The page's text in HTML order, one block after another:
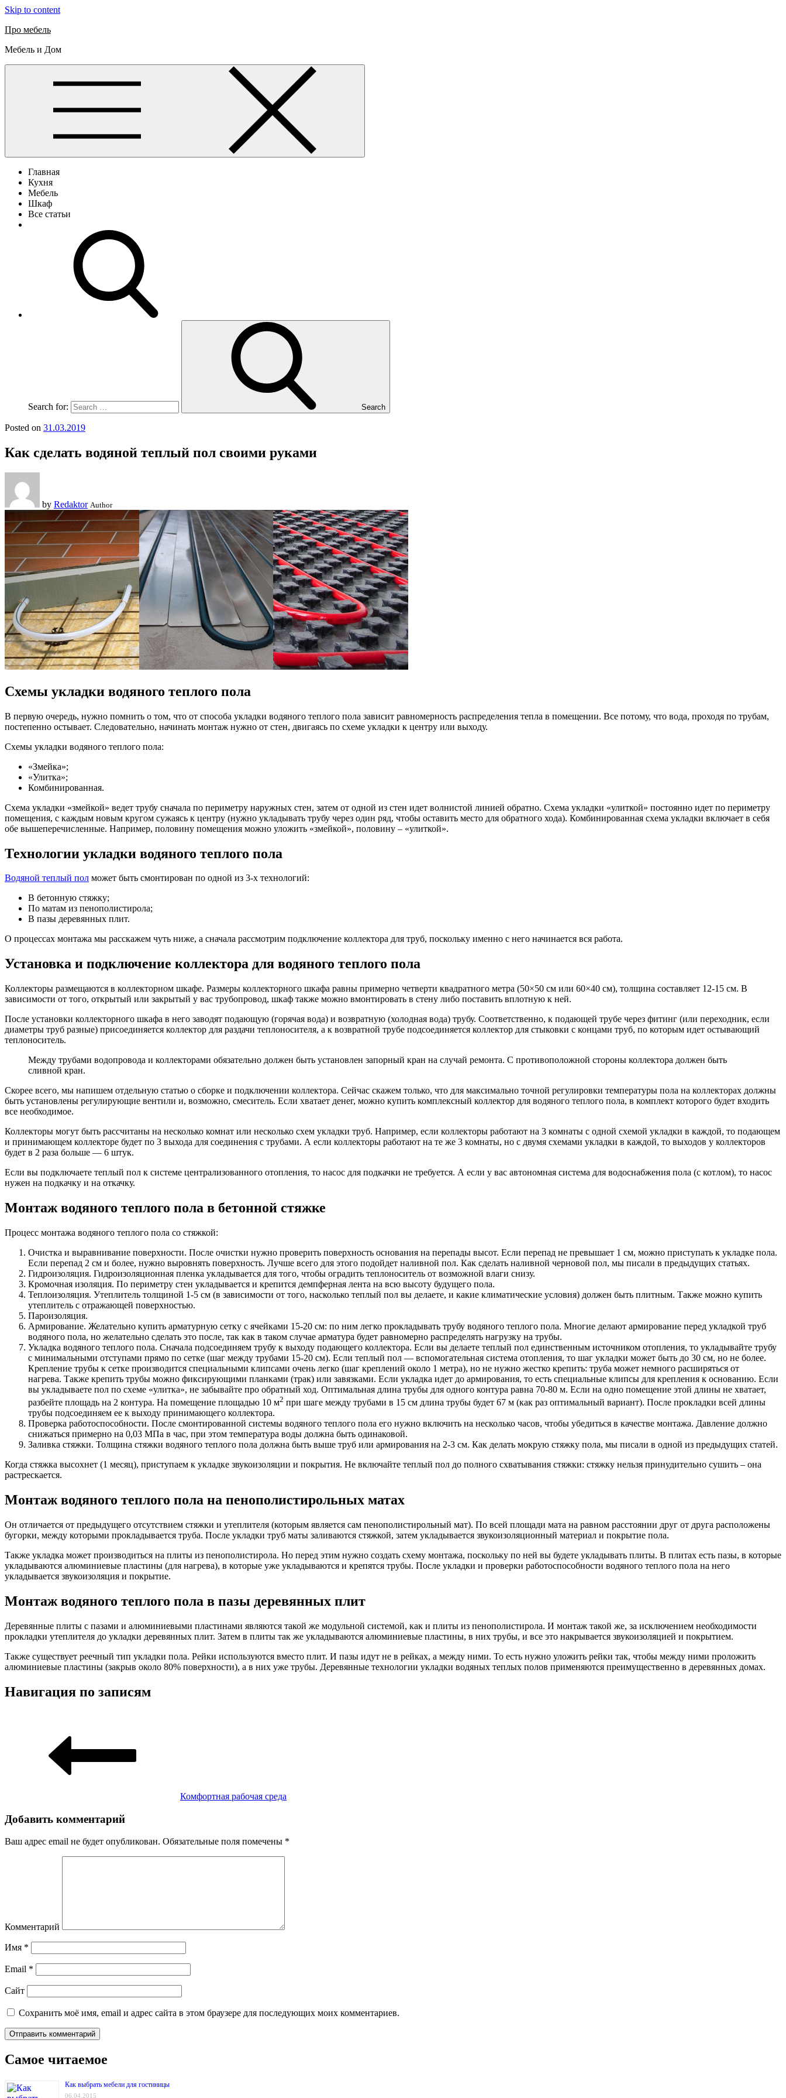
Skip to content
Про мебель
Мебель и Дом
Главная
Кухня
Мебель
Шкаф
Все статьи
Search for: Search
Posted on 31.03.2019
Как сделать водяной теплый пол своими руками
by Redaktor Author
Схемы укладки водяного теплого пола
В первую очередь, нужно помнить о том, что от способа укладки водяного теплого пола зависит равномерность распределения тепла в помещении. Все потому, что вода, проходя по трубам,
постепенно остывает. Следовательно, начинать монтаж нужно от стен, двигаясь по схеме укладки к центру или выходу.
Схемы укладки водяного теплого пола:
«Змейка»;
«Улитка»;
Комбинированная.
Схема укладки «змейкой» ведет трубу сначала по периметру наружных стен, затем от одной из стен идет волнистой линией обратно. Схема укладки «улиткой» постоянно идет по периметру
помещения, с каждым новым кругом сужаясь к центру (нужно укладывать трубу через один ряд, чтобы оставить место для обратного хода). Комбинированная схема укладки включает в себя
обе вышеперечисленные. Например, половину помещения можно уложить «змейкой», половину – «улиткой».
Технологии укладки водяного теплого пола
Водяной теплый пол может быть смонтирован по одной из 3-х технологий:
В бетонную стяжку;
По матам из пенополистирола;
В пазы деревянных плит.
О процессах монтажа мы расскажем чуть ниже, а сначала рассмотрим подключение коллектора для труб, поскольку именно с него начинается вся работа.
Установка и подключение коллектора для водяного теплого пола
Коллекторы размещаются в коллекторном шкафе. Размеры коллекторного шкафа равны примерно четверти квадратного метра (50×50 см или 60×40 см), толщина составляет 12-15 см. В
зависимости от того, открытый или закрытый у вас трубопровод, шкаф также можно вмонтировать в стену либо поставить вплотную к ней.
После установки коллекторного шкафа в него заводят подающую (горячая вода) и возвратную (холодная вода) трубу. Соответственно, к подающей трубе через фитинг (или переходник, если
диаметры труб разные) присоединяется коллектор для раздачи теплоносителя, а к возвратной трубе подсоединяется коллектор для стыковки с концами труб, по которым идет остывающий
теплоноситель.
Между трубами водопровода и коллекторами обязательно должен быть установлен запорный кран на случай ремонта. С противоположной стороны коллектора должен быть
сливной кран.
Скорее всего, мы напишем отдельную статью о сборке и подключении коллектора. Сейчас скажем только, что для максимально точной регулировки температуры пола на коллекторах должны
быть установлены регулирующие вентили и, возможно, смеситель. Если хватает денег, можно купить комплексный коллектор для водяного теплого пола, в комплект которого будет входить
все необходимое.
Коллекторы могут быть рассчитаны на несколько комнат или несколько схем укладки труб. Например, если коллекторы работают на 3 комнаты с одной схемой укладки в каждой, то подающем
и принимающем коллекторе будет по 3 выхода для соединения с трубами. А если коллекторы работают на те же 3 комнаты, но с двумя схемами укладки в каждой, то выходов у коллекторов
будет в 2 раза больше — 6 штук.
Если вы подключаете теплый пол к системе централизованного отопления, то насос для подкачки не требуется. А если у вас автономная система для водоснабжения пола (с котлом), то насос
нужен на подкачку и на откачку.
Монтаж водяного теплого пола в бетонной стяжке
Процесс монтажа водяного теплого пола со стяжкой:
Очистка и выравнивание поверхности. После очистки нужно проверить поверхность основания на перепады высот. Если перепад не превышает 1 см, можно приступать к укладке пола.
Если перепад 2 см и более, нужно выровнять поверхность. Лучше всего для этого подойдет наливной пол. Как сделать наливной черновой пол, мы писали в предыдущих статьях.
Гидроизоляция. Гидроизоляционная пленка укладывается для того, чтобы оградить теплоноситель от возможной влаги снизу.
Кромочная изоляция. По периметру стен укладывается и крепится демпферная лента на всю высоту будущего пола.
Теплоизоляция. Утеплитель толщиной 1-5 см (в зависимости от того, насколько теплый пол вы делаете, и какие климатические условия) должен быть плитным. Также можно купить
утеплитель с отражающей поверхностью.
Пароизоляция.
Армирование. Желательно купить арматурную сетку с ячейками 15-20 см: по ним легко прокладывать трубу водяного теплого пола. Многие делают армирование перед укладкой труб
водяного пола, но желательно сделать это после, так как в таком случае арматура будет равномерно распределять нагрузку на трубы.
Укладка водяного теплого пола. Сначала подсоединяем трубу к выходу подающего коллектора. Если вы делаете теплый пол единственным источником отопления, то укладывайте трубу
с минимальными отступами прямо по сетке (шаг между трубами 15-20 см). Если теплый пол — вспомогательная система отопления, то шаг укладки может быть до 30 см, но не более.
Крепление трубы к сетке производится специальными клипсами очень легко (шаг креплений около 1 метра), но не нужно жестко крепить: труба может немного расширяться от
нагрева. Также крепить трубы можно фиксирующими планками (трак) или завязками. Если укладка идет до армирования, то есть специальные клипсы для крепления к основанию. Если
вы укладываете пол по схеме «улитка», не забывайте про обратный ход. Оптимальная длина трубы для одного контура равна 70-80 м. Если на одно помещение этой длины не хватает,
разбейте площадь на 2 контура. На помещение площадью 10 м2 при шаге между трубами в 15 см длина трубы будет 67 м (как раз оптимальный вариант). После прокладки всей длины
трубы подсоединяем ее к выходу принимающего коллектора.
Проверка работоспособности. После смонтированной системы водяного теплого пола его нужно включить на несколько часов, чтобы убедиться в качестве монтажа. Давление должно
снижаться примерно на 0,03 МПа в час, при этом температура воды должна быть одинаковой.
Заливка стяжки. Толщина стяжки водяного теплого пола должна быть выше труб или армирования на 2-3 см. Как делать мокрую стяжку пола, мы писали в одной из предыдущих статей.
Когда стяжка высохнет (1 месяц), приступаем к укладке звукоизоляции и покрытия. Не включайте теплый пол до полного схватывания стяжки: стяжку нельзя принудительно сушить – она
растрескается.
Монтаж водяного теплого пола на пенополистирольных матах
Он отличается от предыдущего отсутствием стяжки и утеплителя (которым является сам пенополистирольный мат). По всей площади мата на равном расстоянии друг от друга расположены
бугорки, между которыми прокладывается труба. После укладки труб маты заливаются стяжкой, затем укладывается звукоизоляционный материал и покрытие пола.
Также укладка может производиться на плиты из пенополистирола. Но перед этим нужно создать схему монтажа, поскольку по ней вы будете укладывать плиты. В плитах есть пазы, в которые
укладываются алюминиевые пластины (для нагрева), в которые уже укладываются и крепятся трубы. После укладки и проверки работоспособности водяного теплого пола на него
укладывается звукоизоляция и покрытие.
Монтаж водяного теплого пола в пазы деревянных плит
Деревянные плиты с пазами и алюминиевыми пластинами являются такой же модульной системой, как и плиты из пенополистирола. И монтаж такой же, за исключением необходимости
прокладки утеплителя до укладки деревянных плит. Затем в плиты так же укладываются алюминиевые пластины, в них трубы, и все это накрывается звукоизоляцией и покрытием.
Также существует реечный тип укладки пола. Рейки используются вместо плит. И пазы идут не в рейках, а между ними. То есть нужно уложить рейки так, чтобы между ними проложить
алюминиевые пластины (закрыв около 80% поверхности), а в них уже трубы. Деревянные технологии укладки водяных теплых полов применяются преимущественно в деревянных домах.
Навигация по записям
Комфортная рабочая среда
Добавить комментарий
Ваш адрес email не будет опубликован. Обязательные поля помечены *
Комментарий
Имя *
Email *
Сайт
Сохранить моё имя, email и адрес сайта в этом браузере для последующих моих комментариев.
Самое читаемое
Как выбрать мебели для гостиницы
06.04.2015